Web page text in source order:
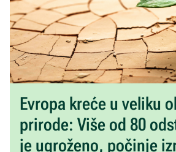
Evropa kreće u veliku
prirode: Više od 80
je ugroženo, počinje